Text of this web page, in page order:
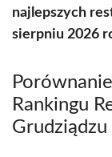
najlepszych
sierpniu 2026
Rankingu
Grudziądzu